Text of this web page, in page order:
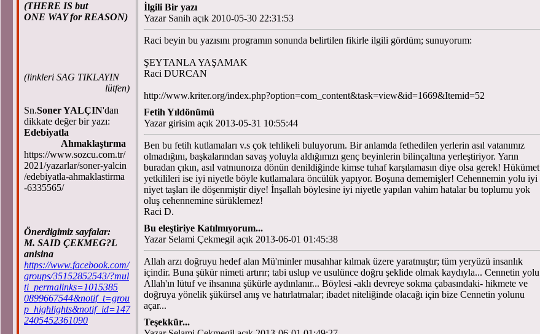
(THERE IS but
ONE WAY for REASON)
(linkleri SAG TIKLAYIN
lütfen)
Sn.Soner YALÇIN'dan
dikkate değer bir yazı:
Edebiyatla
Ahmaklaştırma
https://www.sozcu.com.tr/
2021/yazarlar/soner-yalcin
/edebiyatla-ahmaklastirma
-6335565/
Önerdigimiz sayfalar:
M. SAID ÇEKMEG?L
anisina
https://www.facebook.com/
groups/35152852543/?mul
ti_permalinks=1015385
0899667544&notif_t=grou
p_highlights&notif_id=147
2405452361090
İlgili Bir yazı
Yazar Sanih açık 2010-05-30 22:31:53
Raci beyin bu yazısını programın sonunda belirtilen fikirle ilgili gördüm; sunuyorum:
ŞEYTANLA YAŞAMAK
Raci DURCAN
http://www.kriter.org/index.php?option=com_content&task=view&id=1669&Itemid=52
Fetih Yıldönümü
Yazar girisim açık 2013-05-31 10:55:44
Ben bu fetih kutlamaları v.s çok tehlikeli buluyorum. Bir anlamda fethedilen yerlerin asıl vatanımız
olmadığını, başkalarından savaş yoluyla aldığımızı genç beyinlerin bilinçaltına yerleştiriyor. Yarın
buradan çıkın, asıl vatnıunoıza dönün denildiğinde kimse tuhaf karşılamasın diye olsa gerek! Hükümet
yetkilileri ise iyi niyetle böyle kutlamalara öncülük yapıyor. Boşuna dememişler! Cehennemin yolu iyi
niyet taşları ile döşenmiştir diye! İnşallah böylesine iyi niyetle yapılan vahim hatalar bu toplumu yok
oluş cehennemine sürüklemez!
Raci D.
Bu eleştiriye Katılmıyorum...
Yazar Selami Çekmegil açık 2013-06-01 01:45:38
Allah arzı doğruyu hedef alan Mü'minler musahhar kılmak üzere yaratmıştır; tüm yeryüzü insanlık
içindir. Buna şükür nimeti artırır; tabi uslup ve usulünce doğru şeklide olmak kaydıyla... Cennetin yolu
Allah'ın lütuf ve ihsanına şükürle aydınlanır... Böylesi -aklı devreye sokma çabasındaki- hikmete ve
doğruya yönelik şükürsel anış ve hatırlatmalar; ibadet niteliğinde olacağı için bize Cennetin yolunu
açar...
Teşekkür...